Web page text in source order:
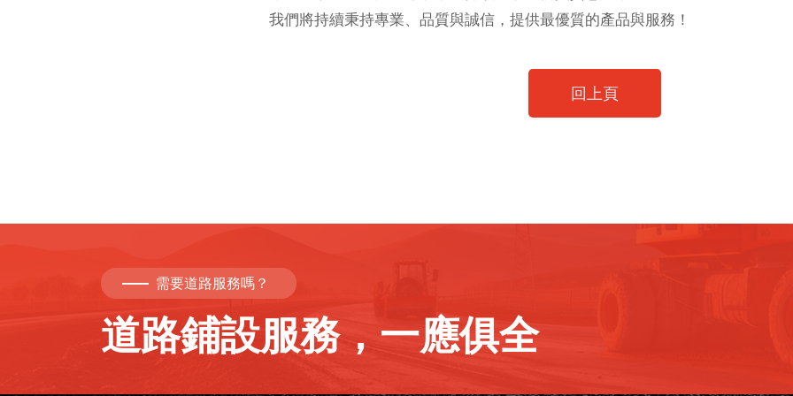
我們將持續秉持專業、品質與誠信，提供最優質的產品與服務！
回上頁
需要道路服務嗎？
道路鋪設服務，一應俱全